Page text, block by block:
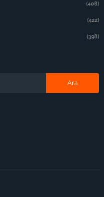
(408)
(422)
(398)